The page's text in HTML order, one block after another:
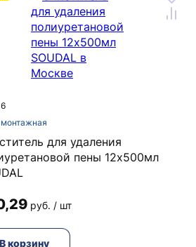
для удаления
пены 12х500мл
руб. / шт
В корзину